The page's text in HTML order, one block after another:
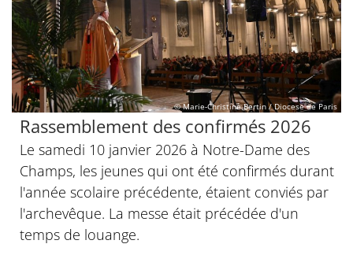
© Marie-Christine Bertin / Diocese de Paris
Rassemblement des confirmés 2026
Le samedi 10 janvier 2026 à Notre-Dame des
Champs, les jeunes qui ont été confirmés durant
l'année scolaire précédente, étaient conviés par
l'archevêque. La messe était précédée d'un
temps de louange.